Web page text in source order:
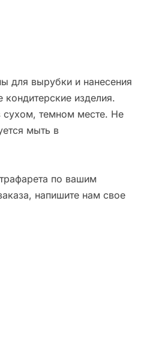
для вырубки и нанесения
кондитерские изделия.
сухом, темном месте. Не
мыть в
по вашим
напишите нам свое